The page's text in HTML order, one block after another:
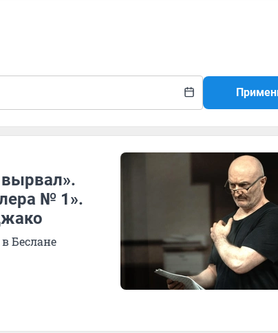
№ 1».
Беслане